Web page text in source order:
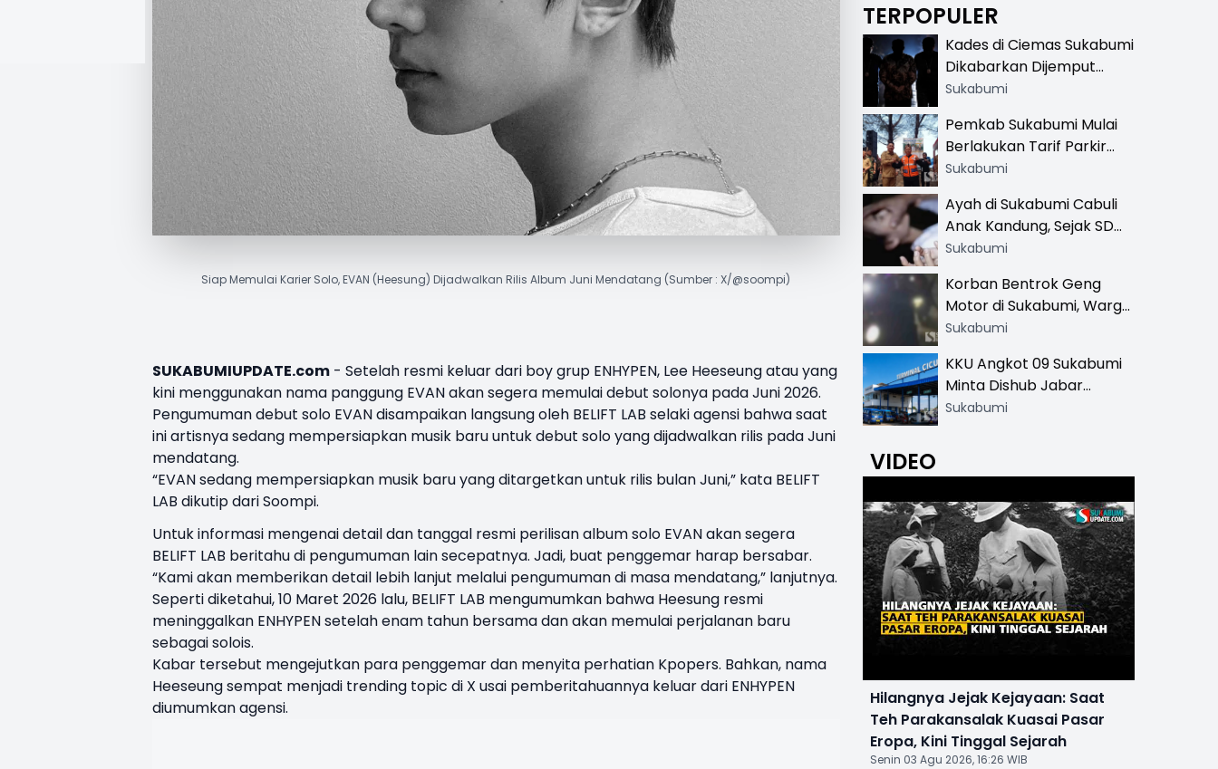
Siap Memulai Karier Solo, EVAN (Heesung) Dijadwalkan Rilis Album Juni Mendatang (Sumber : X/@soompi)
SUKABUMIUPDATE.com - Setelah resmi keluar dari boy grup ENHYPEN, Lee Heeseungatau yang
kini menggunakan nama panggung EVANakan segera memulai debut solonya pada Juni 2026.
Pengumuman debut solo EVAN disampaikan langsung oleh BELIFT LAB selaki agensi bahwa saat
ini artisnya sedang mempersiapkan musik baru untuk debut solo yang dijadwalkan rilis pada Juni
mendatang.
“EVAN sedang mempersiapkan musik baru yang ditargetkan untuk rilis bulan Juni,” kata BELIFT
LAB dikutip dari Soompi.
Untuk informasi mengenai detail dan tanggal resmi perilisan album solo EVAN akan segera
BELIFT LAB beritahu di pengumuman lain secepatnya. Jadi, buat penggemar harap bersabar.
“Kami akan memberikan detail lebih lanjut melalui pengumuman di masa mendatang,” lanjutnya.
Seperti diketahui, 10 Maret 2026 lalu, BELIFT LAB mengumumkan bahwa Heesung resmi
meninggalkan ENHYPEN setelah enam tahun bersama dan akan memulai perjalanan baru
sebagai solois.
Kabar tersebut mengejutkan para penggemar dan menyita perhatian Kpopers. Bahkan, nama
Heeseung sempat menjadi trending topic di X usai pemberitahuannya keluar dari ENHYPEN
diumumkan agensi.
TERPOPULER
Kades di Ciemas Sukabumi
Dikabarkan Dijemput
Satnarkoba, Polisi
Sukabumi
Pemkab Sukabumi Mulai
Berlakukan Tarif Parkir
Resmi di 13 Lokasi Wisata,
Khusus
Sukabumi
Ayah di Sukabumi Cabuli
Anak Kandung, Sejak SD
Hingga SMA
Sukabumi
Korban Bentrok Geng
Motor di Sukabumi, Warga
dan Sopir Tangki
Sukabumi
KKU Angkot 09 Sukabumi
Minta Dishub Jabar
Tertibkan Trayek Ciawi-
Sukabumi
VIDEO
Hilangnya Jejak Kejayaan: Saat
Teh Parakansalak Kuasai Pasar
Eropa, Kini Tinggal Sejarah
Senin 03 Agu 2026, 16:26 WIB